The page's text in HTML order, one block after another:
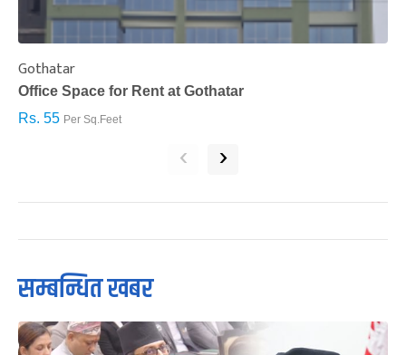
Gothatar
Office Space for Rent at Gothatar
Rs. 55 Per Sq.Feet
‹ ›
सम्बन्धित खबर